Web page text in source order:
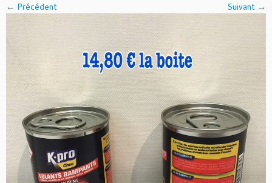
← Précédent Suivant →